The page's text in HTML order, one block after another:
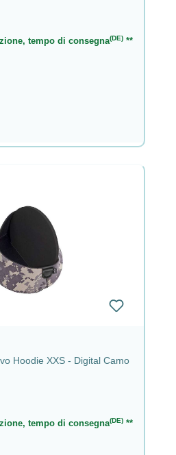
tempo di consegna(DE) **
Hoodie XXS - Digital Camo
tempo di consegna(DE) **